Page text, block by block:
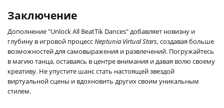
Заключение
Дополнение "Unlock All BeatTik Dances" добавляет новизну и
глубину в игровой процессNeptunia Virtual Stars, создавая больше
возможностей для самовыражения и развлечений. Погружайтесь
в магию танца, оставаясь в центре внимания и давая волю своему
креативу. Не упустите шанс стать настоящей звездой
виртуальной сцены и вдохновить других своим уникальным
стилем.